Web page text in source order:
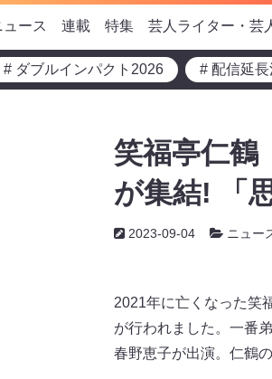
ュース 連載 特集 芸人ライター・芸
# ダブルインパクト2026 # 配信延長
笑福亭仁鶴
が集結! 「
2023-09-04 ニュー
2021年に亡くなった笑
が行われました。一番
春野恵子が出演。仁鶴